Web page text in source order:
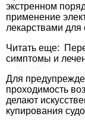
экстренном
применение
лекарствами
Читать еще:
симптомы и
Для
проходимость
делают
купирования